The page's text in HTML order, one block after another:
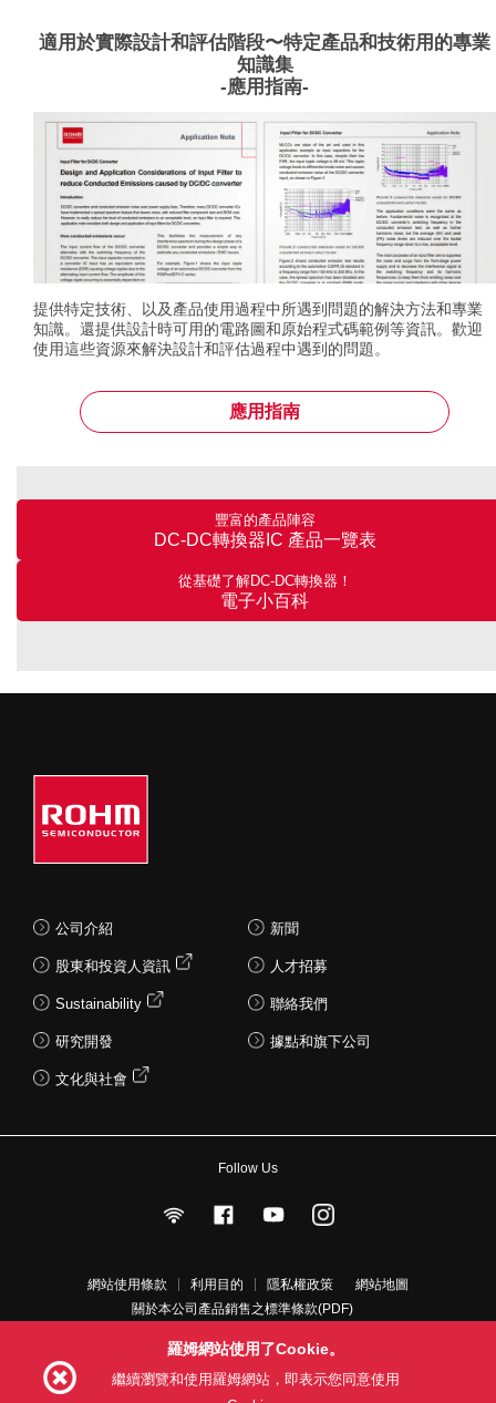
適用於實際設計和評估階段〜特定產品和技術用的專業
知識集
-應用指南-
提供特定技術、以及產品使用過程中所遇到問題的解決方法和專業
知識。還提供設計時可用的電路圖和原始程式碼範例等資訊。歡迎
使用這些資源來解決設計和評估過程中遇到的問題。
應用指南
豐富的產品陣容
DC-DC轉換器IC 產品一覽表
從基礎了解DC-DC轉換器！
電子小百科
公司介紹
股東和投資人資訊
Sustainability
研究開發
文化與社會
新聞
人才招募
聯絡我們
據點和旗下公司
Follow Us
網站使用條款 利用目的 隱私權政策
網站地圖
關於本公司產品銷售之標準條款(PDF)
© 1997 - 2026 ROHM CO., LTD. ALL RIGHTS RESERVED.
羅姆網站使用了Cookie。
繼續瀏覽和使用羅姆網站，即表示您同意使用